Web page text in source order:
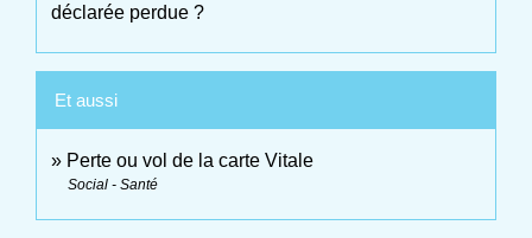
déclarée perdue ?
Et aussi
Perte ou vol de la carte Vitale
Social - Santé